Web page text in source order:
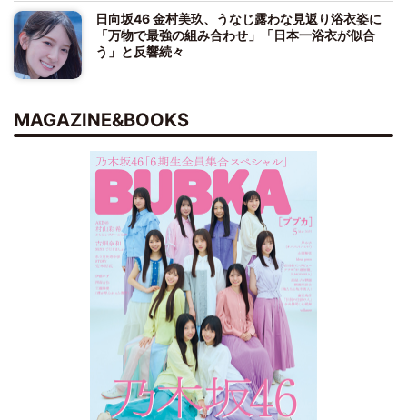
日向坂46 金村美玖、うなじ露わな見返り浴衣姿に
「万物で最強の組み合わせ」「日本一浴衣が似合
う」と反響続々
MAGAZINE&BOOKS